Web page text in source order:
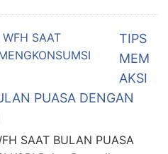
TIPS
MEM
AKSI
PUASA DENGAN
SAAT BULAN PUASA